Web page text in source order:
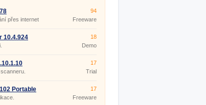
přes internet
94
Freeware
10.4.924
18
Demo
17
Trial
Portable
17
Freeware